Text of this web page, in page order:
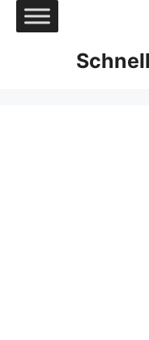
Zum
Inhalt